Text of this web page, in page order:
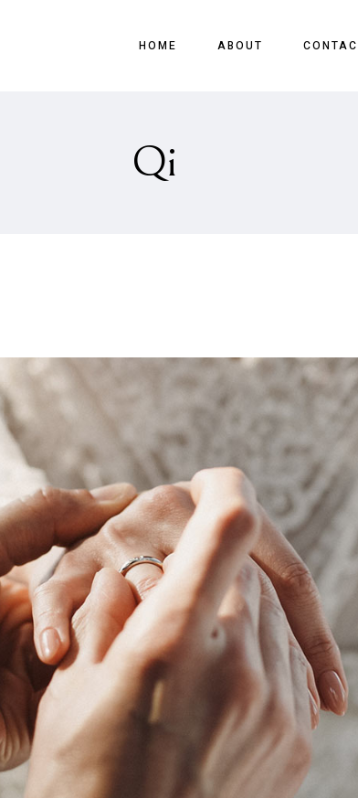
HOME ABOUT
Qi